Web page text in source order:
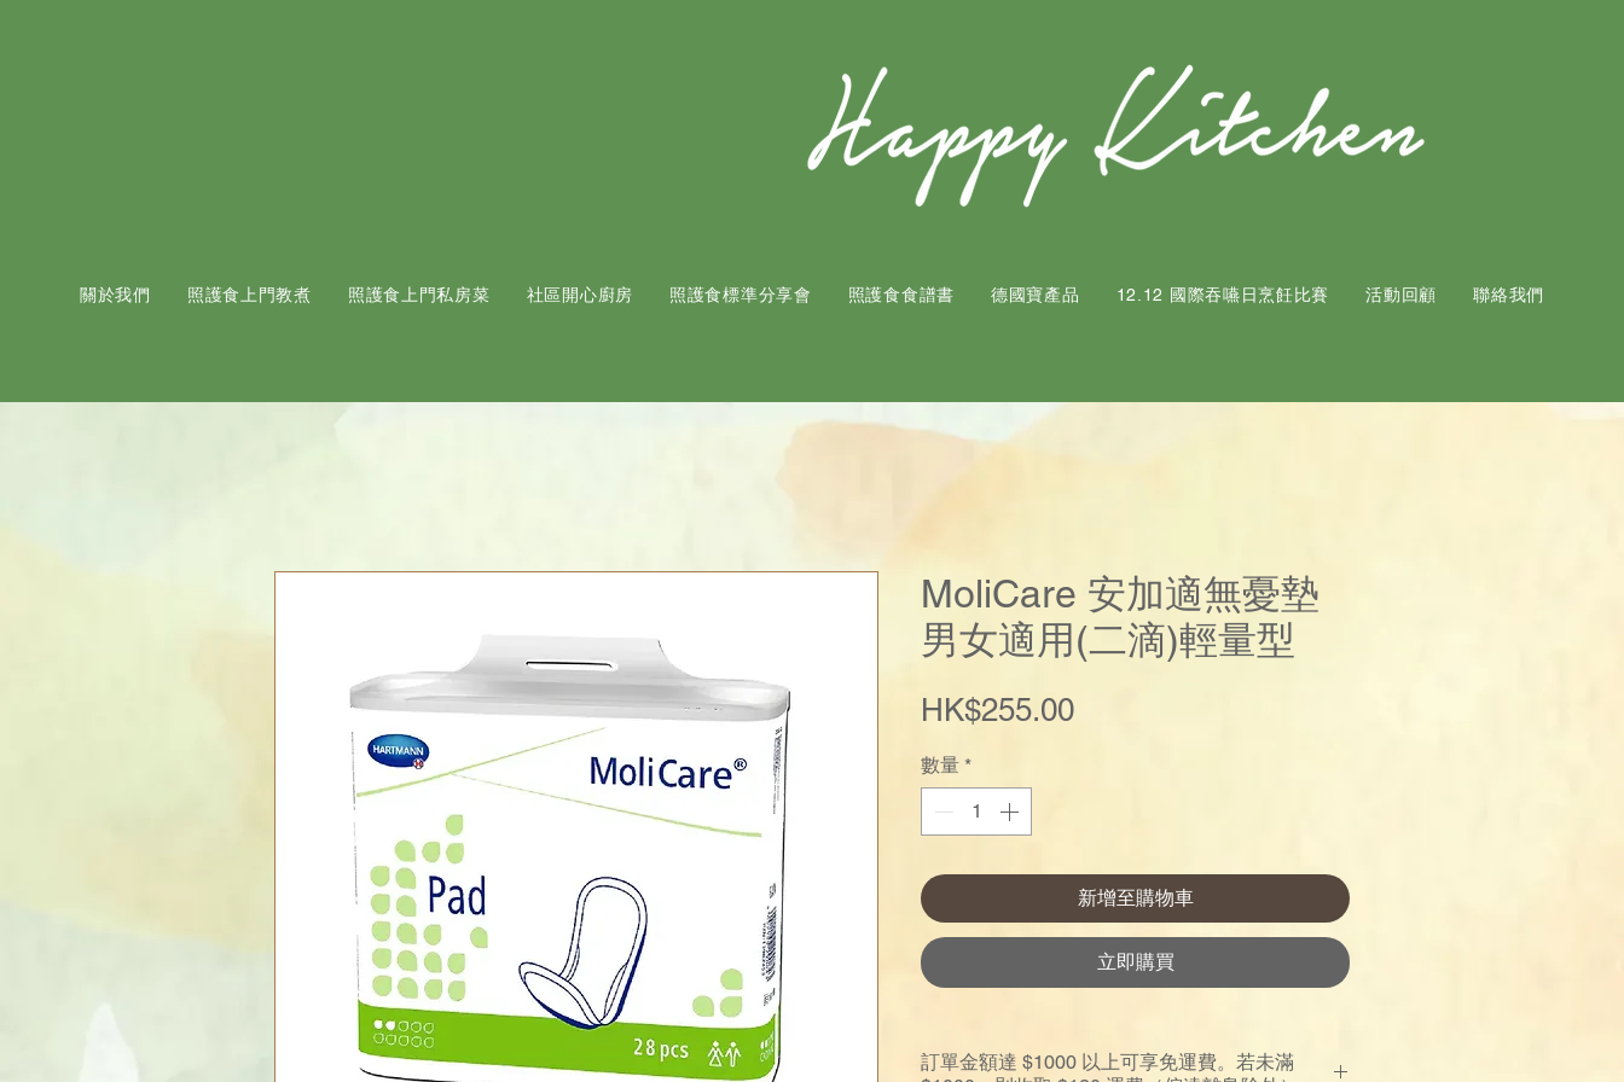
關於我們 照護食上門教煮 照護食上門私房菜 社區開心廚房 照護食標準分享會 照護食食譜書 ​德國寶產品 12.12 國際吞嚥日烹飪比賽 活動回顧 聯絡我們
MoliCare 安加適無憂墊
男女適用(二滴)輕量型
HK$255.00價
數量 *
新增至購物車
立即購買
訂單金額達 $1000 以上可享免運費。若未滿